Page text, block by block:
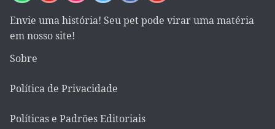
Envie uma história! Seu pet pode virar uma matéria
em nosso site!
Sobre
Política de Privacidade
Políticas e Padrões Editoriais